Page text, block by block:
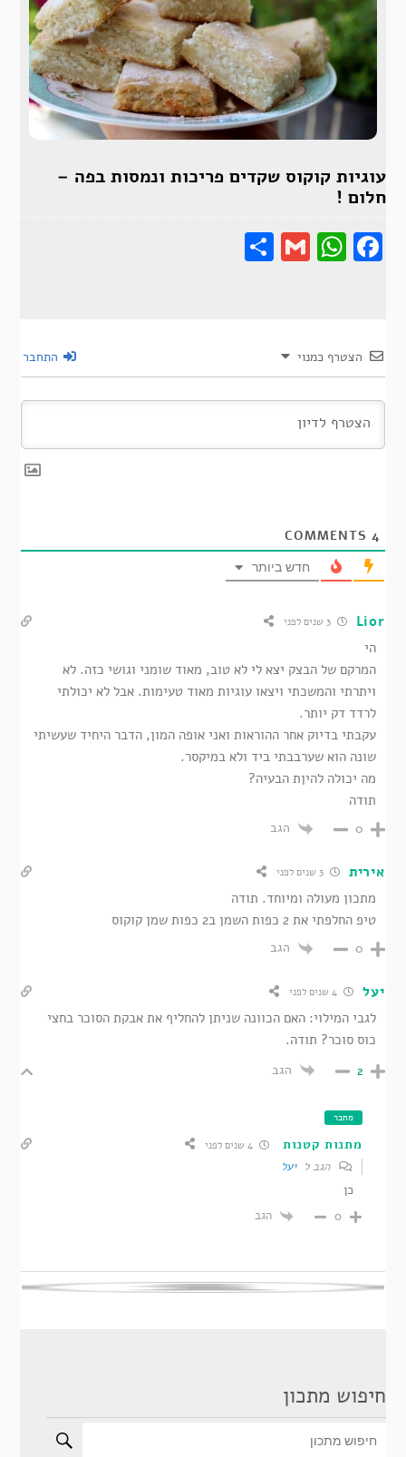
עוגיות קוקוס שקדים פריכות ונמסות בפה –
חלום !
Gmail
Share
הצטרף כמנוי התחבר
4
חדש ביותר
Lior 3 שנים לפני
הי
המרקם של הבצק יצא לי לא טוב, מאוד שומני וגושי כזה. לא
ויתרתי והמשכתי ויצאו עוגיות מאוד טעימות. אבל לא יכולתי
לרדד דק יותר.
עקבתי בדיוק אחר ההוראות ואני אופה המון, הדבר היחיד שעשיתי
שונה הוא שערבבתי ביד ולא במיקסר.
מה יכולה להיןת הבעיה?
תודה
0 הגב
אירית
מתכון מעולה ומיוחד. תודה
טיפ החלפתי את 2 כפות השמן ב2 כפות שמן קוקוס
0 הגב
יעל
לגבי המילוי: האם הכוונה שניתן להחליף את אבקת הסוכר בחצי
כוס סוכר? תודה.
2 הגב
מחבר
מתנות קטנות 4 שנים לפני
הגב ליעל
כן
0 הגב
חיפוש מתכון